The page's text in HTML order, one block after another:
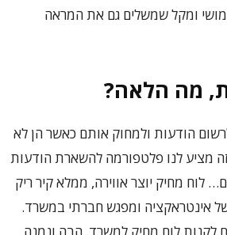
ומקל שמשלים גם את המראה
מה הלאה?
הודעות ולמחוק אותם כאשר הן לא
מציע לנו פלטפורמה להשארת הודעות
לוח מחיק יוצר אווירה, ממלא קיר ריק
של אינטראקציה ומפגש חברתי במשרד.
לוח מחיק למשרד, הבה ונמנה